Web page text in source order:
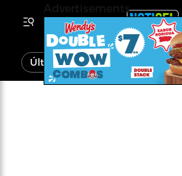
Última Hora Noticias
Advertisements